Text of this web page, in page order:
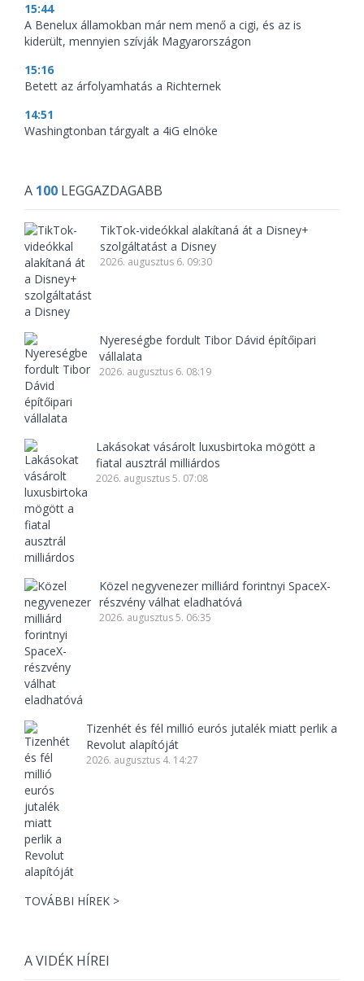
15:44
A Benelux államokban már nem menő a cigi, és az is
kiderült, mennyien szívják Magyarországon
15:16
Betett az árfolyamhatás a Richternek
14:51
Washingtonban tárgyalt a 4iG elnöke
A 100 LEGGAZDAGABB
TikTok-videókkal alakítaná át a Disney+
szolgáltatást a Disney
2026. augusztus 6. 09:30
Nyereségbe fordult Tibor Dávid építőipari
vállalata
2026. augusztus 6. 08:19
Lakásokat vásárolt luxusbirtoka mögött a
fiatal ausztrál milliárdos
2026. augusztus 5. 07:08
Közel negyvenezer milliárd forintnyi SpaceX-
részvény válhat eladhatóvá
2026. augusztus 5. 06:35
Tizenhét és fél millió eurós jutalék miatt perlik a
Revolut alapítóját
2026. augusztus 4. 14:27
TOVÁBBI HÍREK >
A VIDÉK HÍREI